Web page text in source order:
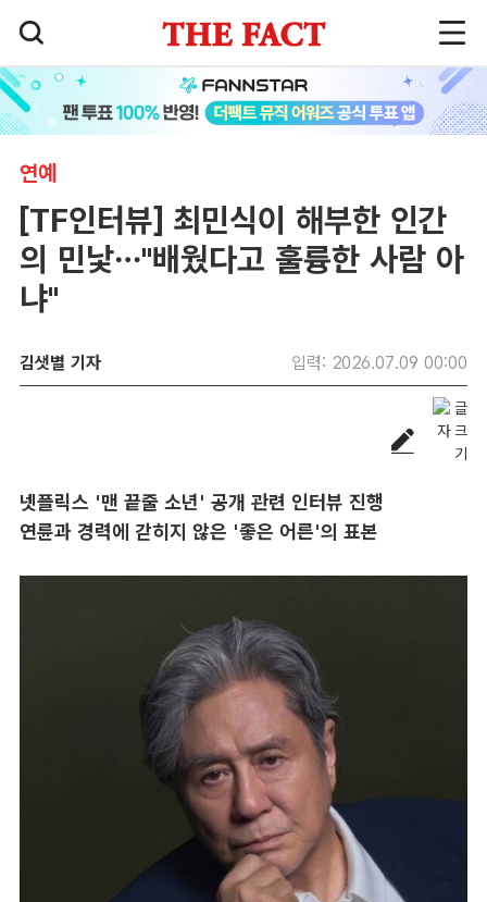
연예
[TF인터뷰] 최민식이 해부한 인간
의 민낯…"배웠다고 훌륭한 사람 아
냐"
김샛별 기자 입력: 2026.07.09 00:00
넷플릭스 '맨 끝줄 소년' 공개 관련 인터뷰 진행
연륜과 경력에 갇히지 않은 '좋은 어른'의 표본